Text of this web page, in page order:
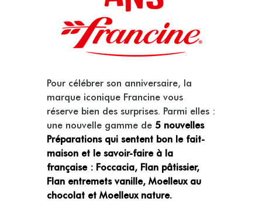
Pour célébrer son anniversaire, la
marque iconique Francine vous
réserve bien des surprises. Parmi elles :
une nouvelle gamme de 5 nouvelles
Préparations qui sentent bon le fait-
maison et le savoir-faire à la
française : Foccacia, Flan pâtissier,
Flan entremets vanille, Moelleux au
chocolat et Moelleux nature.